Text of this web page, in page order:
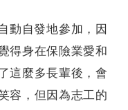
動自發地參加，因
得身在保險業愛和
這麼多長輩後，會
容，但因為志工的